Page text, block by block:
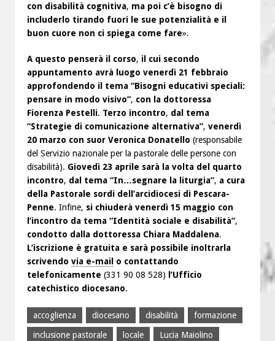
con disabilità cognitiva, ma poi c’è bisogno di
includerlo tirando fuori le sue potenzialità e il
buon cuore non ci spiega come fare».
A questo penserà il corso, il cui secondo
appuntamento avrà luogo venerdì 21 febbraio
approfondendo il tema “Bisogni educativi speciali:
pensare in modo visivo”, con la dottoressa
Fiorenza Pestelli. Terzo incontro, dal tema
“Strategie di comunicazione alternativa”, venerdì
20 marzo con suor Veronica Donatello (responsabile
del Servizio nazionale per la pastorale delle persone con
disabilità). Giovedì 23 aprile sarà la volta del quarto
incontro, dal tema “In…segnare la liturgia”, a cura
della Pastorale sordi dell’arcidiocesi di Pescara-
Penne. Infine, si chiuderà venerdì 15 maggio con
l’incontro da tema “Identità sociale e disabilità”,
condotto dalla dottoressa Chiara Maddalena.
L’iscrizione è gratuita e sarà possibile inoltrarla
scrivendo via e-mail o contattando
telefonicamente (331 90 08 528) l’Ufficio
catechistico diocesano.
accoglienza diocesano disabilità
formazione
inclusione pastorale
locale Lucia Maiolino